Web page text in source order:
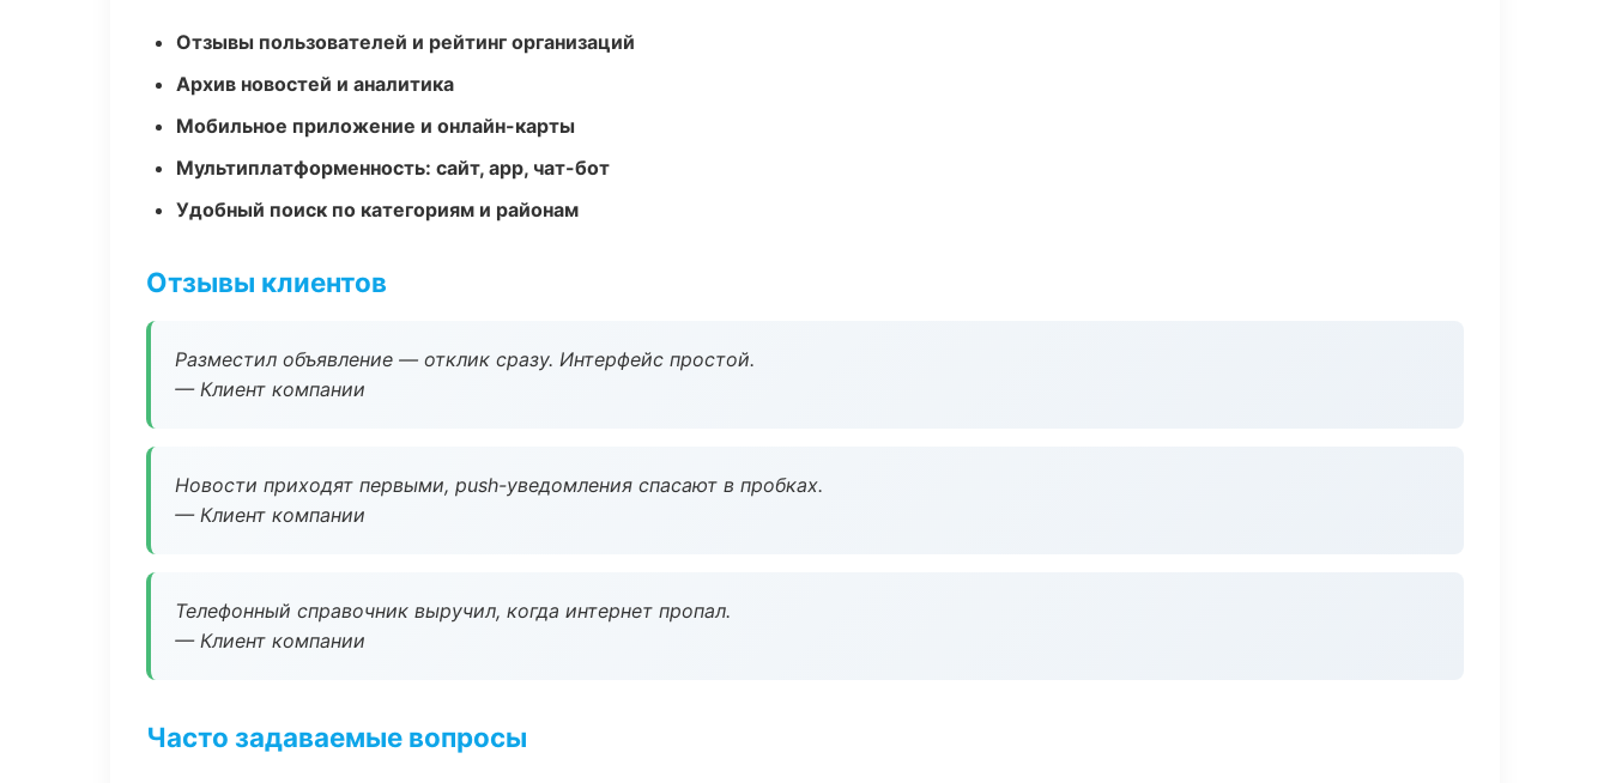
Отзывы пользователей и рейтинг организаций
Архив новостей и аналитика
Мобильное приложение и онлайн-карты
Мультиплатформенность: сайт, app, чат-бот
Удобный поиск по категориям и районам
Отзывы клиентов
Разместил объявление — отклик сразу. Интерфейс простой.
— Клиент компании
Новости приходят первыми, push-уведомления спасают в пробках.
— Клиент компании
Телефонный справочник выручил, когда интернет пропал.
— Клиент компании
Часто задаваемые вопросы